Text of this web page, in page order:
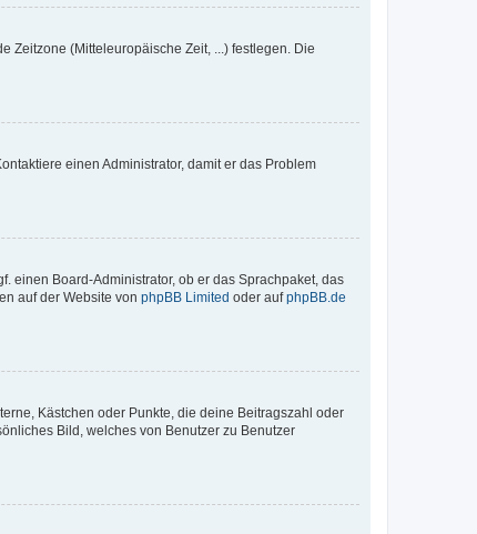
Zeitzone (Mitteleuropäische Zeit, ...) festlegen. Die
einen Administrator, damit er das Problem
einen Board-Administrator, ob er das Sprachpaket, das
auf der Website von phpBB Limited oder aufphpBB.de
Kästchen oder Punkte, die deine Beitragszahl oder
Bild, welches von Benutzer zu Benutzer